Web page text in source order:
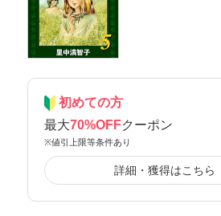
初めての方
最大70%OFFクーポン
※値引上限等条件あり
詳細・獲得はこちら